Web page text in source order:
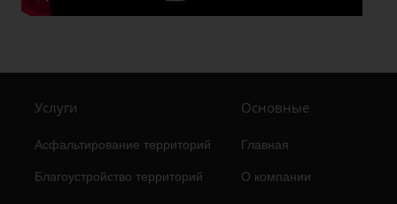
Услуги
Асфальтирование территорий
Благоустройство территорий
Основные
Главная
О компании